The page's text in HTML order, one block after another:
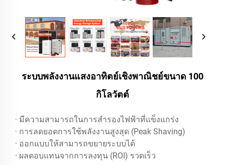
ระบบพลังงานแสงอาทิตย์เชิงพาณิชย์ขนาด 100
กิโลวัตต์
· มีความสามารถในการสำรองไฟฟ้าที่แข็งแกร่ง
· การลดยอดการใช้พลังงานสูงสุด (Peak Shaving)
· ออกแบบให้สามารถขยายระบบได้
· ผลตอบแทนจากการลงทุน (ROI) รวดเร็ว